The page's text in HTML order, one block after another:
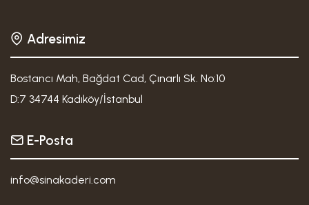
Adresimiz
Bostancı Mah, Bağdat Cad, Çınarlı Sk. No:10
D:7 34744 Kadıköy/İstanbul
E-Posta
info@sinakaderi.com